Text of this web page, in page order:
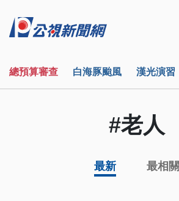
總預算審查 白海豚颱風 漢光演習
#老人
最新 最相關